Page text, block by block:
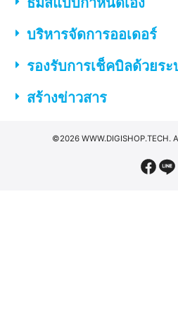
บริหารจัดการออเดอร์
รองรับการเช็คบิลด้วยระ
สร้างข่าวสาร
©2026 WWW.DIGISHOP.TECH.